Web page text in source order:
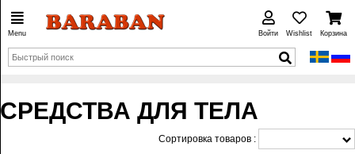
Menu Войти Wishlist Корзина
СРЕДСТВА ДЛЯ ТЕЛА
Сортировка товаров :